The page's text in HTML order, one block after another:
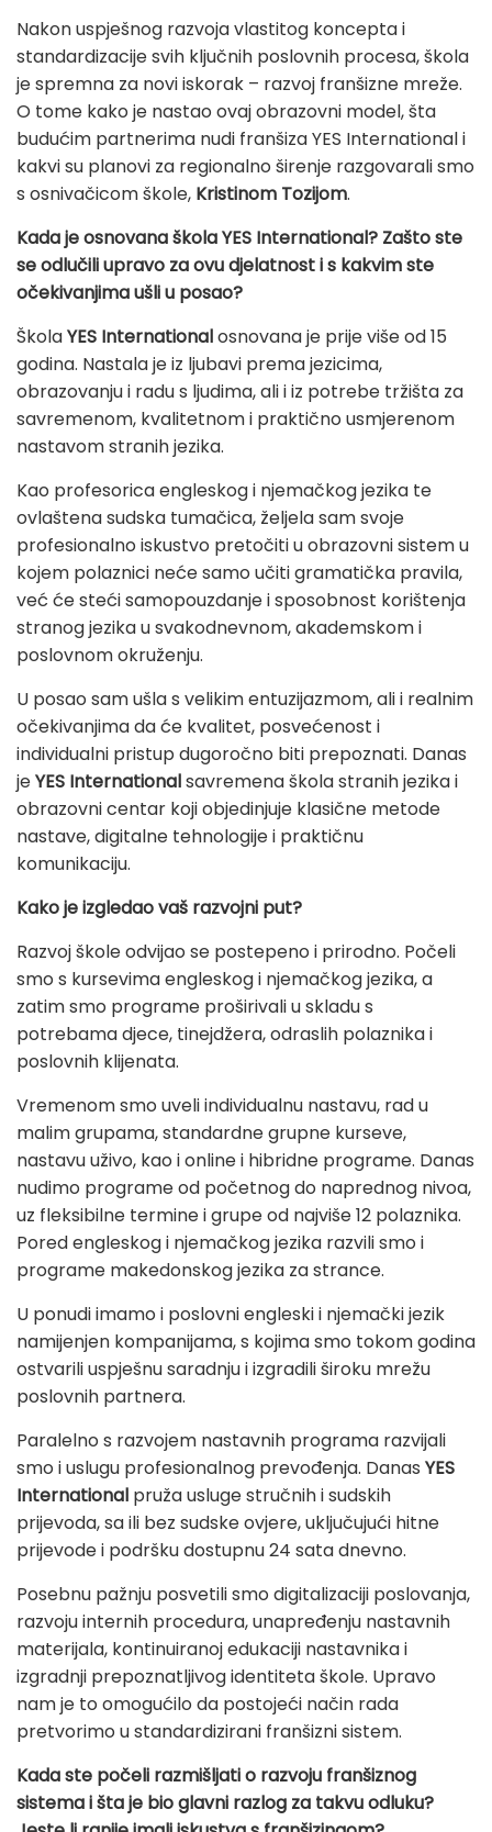
Nakon uspješnog razvoja vlastitog koncepta i
standardizacije svih ključnih poslovnih procesa, škola
je spremna za novi iskorak – razvoj franšizne mreže.
O tome kako je nastao ovaj obrazovni model, šta
budućim partnerima nudi franšiza YES International i
kakvi su planovi za regionalno širenje razgovarali smo
s osnivačicom škole, Kristinom Tozijom.
Kada je osnovana škola YES International? Zašto ste
se odlučili upravo za ovu djelatnost i s kakvim ste
očekivanjima ušli u posao?
ŠkolaYES Internationalosnovana je prije više od 15
godina. Nastala je iz ljubavi prema jezicima,
obrazovanju i radu s ljudima, ali i iz potrebe tržišta za
savremenom, kvalitetnom i praktično usmjerenom
nastavom stranih jezika.
Kao profesorica engleskog i njemačkog jezika te
ovlaštena sudska tumačica, željela sam svoje
profesionalno iskustvo pretočiti u obrazovni sistem u
kojem polaznici neće samo učiti gramatička pravila,
već će steći samopouzdanje i sposobnost korištenja
stranog jezika u svakodnevnom, akademskom i
poslovnom okruženju.
U posao sam ušla s velikim entuzijazmom, ali i realnim
očekivanjima da će kvalitet, posvećenost i
individualni pristup dugoročno biti prepoznati. Danas
jeYES Internationalsavremena škola stranih jezika i
obrazovni centar koji objedinjuje klasične metode
nastave, digitalne tehnologije i praktičnu
komunikaciju.
Kako je izgledao vaš razvojni put?
Razvoj škole odvijao se postepeno i prirodno. Počeli
smo s kursevima engleskog i njemačkog jezika, a
zatim smo programe proširivali u skladu s
potrebama djece, tinejdžera, odraslih polaznika i
poslovnih klijenata.
Vremenom smo uveli individualnu nastavu, rad u
malim grupama, standardne grupne kurseve,
nastavu uživo, kao i online i hibridne programe. Danas
nudimo programe od početnog do naprednog nivoa,
uz fleksibilne termine i grupe od najviše 12 polaznika.
Pored engleskog i njemačkog jezika razvili smo i
programe makedonskog jezika za strance.
U ponudi imamo i poslovni engleski i njemački jezik
namijenjen kompanijama, s kojima smo tokom godina
ostvarili uspješnu saradnju i izgradili široku mrežu
poslovnih partnera.
Paralelno s razvojem nastavnih programa razvijali
smo i uslugu profesionalnog prevođenja. Danas YES
International pruža usluge stručnih i sudskih
prijevoda, sa ili bez sudske ovjere, uključujući hitne
prijevode i podršku dostupnu 24 sata dnevno.
Posebnu pažnju posvetili smo digitalizaciji poslovanja,
razvoju internih procedura, unapređenju nastavnih
materijala, kontinuiranoj edukaciji nastavnika i
izgradnji prepoznatljivog identiteta škole. Upravo
nam je to omogućilo da postojeći način rada
pretvorimo u standardizirani franšizni sistem.
Kada ste počeli razmišljati o razvoju franšiznog
sistema i šta je bio glavni razlog za takvu odluku?